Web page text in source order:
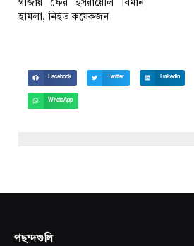
গাজায় ফের ইসরায়েলি বিমান
হামলা, নিহত কয়েকজন
Facebook Twitter LinkedIn
WhatsApp
পছন্দগুলি